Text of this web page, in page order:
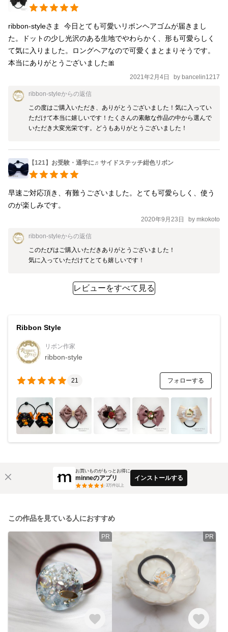
ribbon-styleさま  今日とても可愛いリボンヘアゴムが届きまし
た。ドットの少し光沢のある生地でやわらかく、形も可愛らしく
て気に入りました。ロングヘアなので可愛くまとまりそうです。
本当にありがとうございました🎀
2021年2月4日 by bancelin1217
ribbon-styleからの返信
この度はご購入いただき、ありがとうございました！気に入ってい
ただけて本当に嬉しいです！たくさんの素敵な作品の中から選んで
いただき大変光栄です。どうもありがとうございました！
【121】お受験・通学に♬サイドステッチ紺色リボン
早速ご対応頂き、有難うございました。とても可愛らしく、使う
のが楽しみです。
2020年9月23日 by mkokoto
ribbon-styleからの返信
このたびはご購入いただきありがとうございました！
気に入っていただけてとても嬉しいです！
レビューをすべて見る
Ribbon Style
リボン作家
ribbon-style
21 フォローする
お買いものがもっとお得に
minneのアプリ
3万件以上
インストールする
この作品を見ている人におすすめ
PR PR